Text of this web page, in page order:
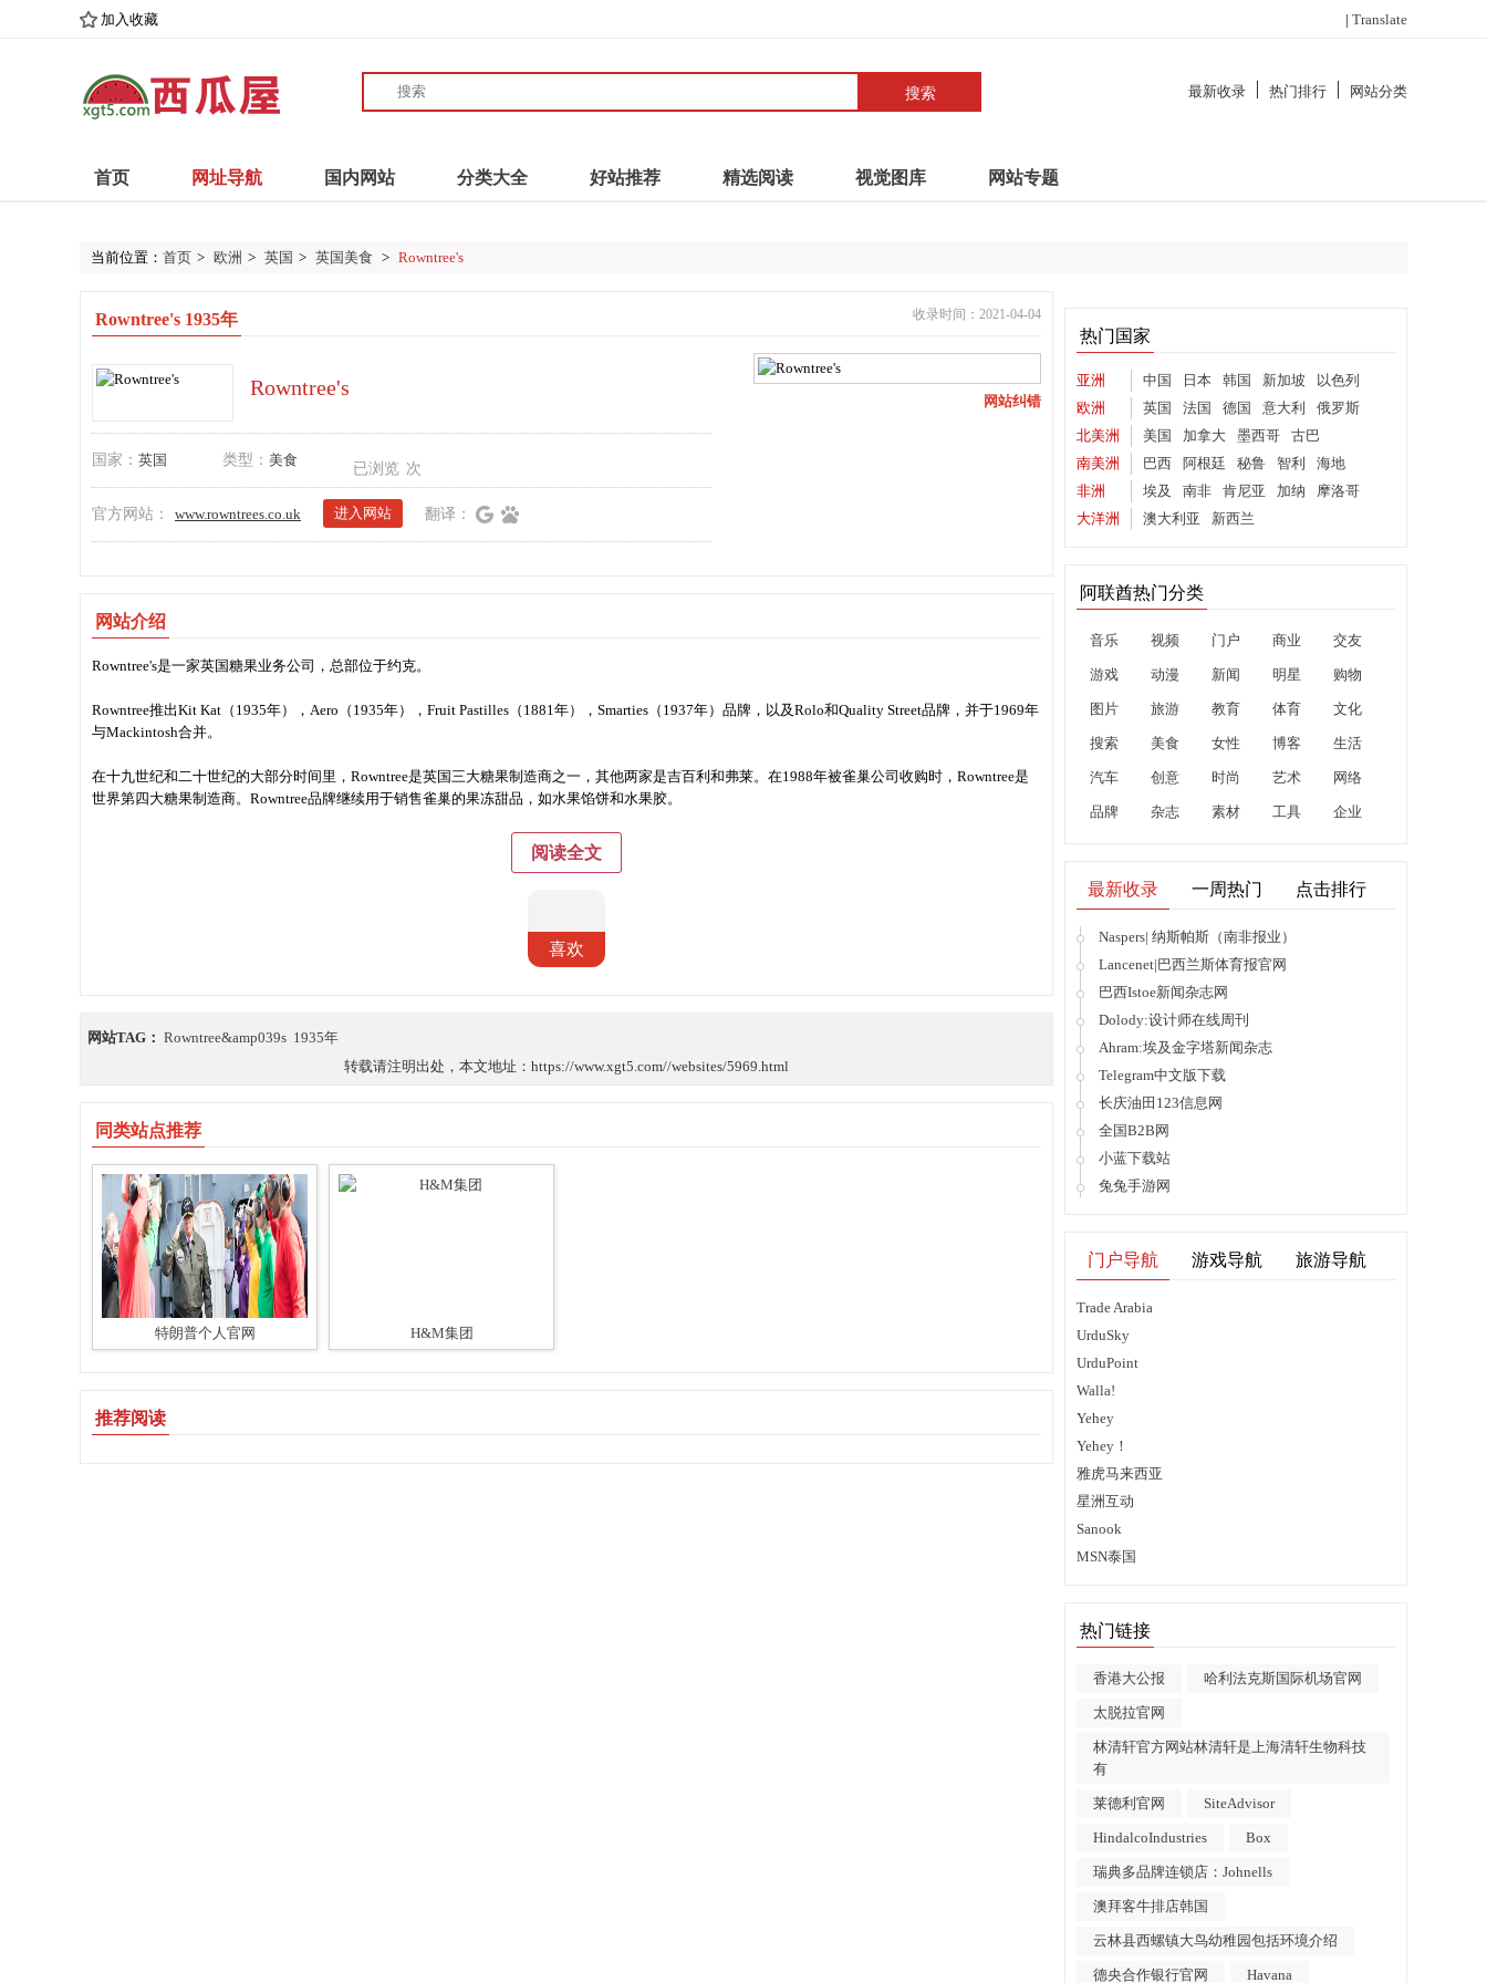
加入收藏 | Translate
搜索 最新收录 热门排行 网站分类
首页 网址导航 国内网站 分类大全 好站推荐 精选阅读 视觉图库 网站专题
当前位置： 首页 > 欧洲 > 英国 > 英国美食 > Rowntree's
Rowntree's 1935年 收录时间：2021-04-04
Rowntree's
国家： 英国 类型： 美食
已浏览 次
官方网站： www.rowntrees.co.uk 进入网站 翻译：
网站纠错
网站介绍
Rowntree's是一家英国糖果业务公司，总部位于约克。
Rowntree推出Kit Kat（1935年），Aero（1935年），Fruit Pastilles（1881年），Smarties（1937年）品牌，以及Rolo和Quality Street品牌，并于1969年
与Mackintosh合并。
在十九世纪和二十世纪的大部分时间里，Rowntree是英国三大糖果制造商之一，其他两家是吉百利和弗莱。在1988年被雀巢公司收购时，Rowntree是
世界第四大糖果制造商。Rowntree品牌继续用于销售雀巢的果冻甜品，如水果馅饼和水果胶。
阅读全文
喜欢
网站TAG： Rowntree&amp039s 1935年
转载请注明出处，本文地址：https://www.xgt5.com//websites/5969.html
同类站点推荐
特朗普个人官网 H&M集团
推荐阅读
热门国家
亚洲 中国 日本 韩国 新加坡
以色列
欧洲
英国 法国 德国 意大利
俄罗斯
北美洲
美国 加拿大 墨西哥
古巴
南美洲
巴西 阿根廷 秘鲁 智利
海地
非洲
埃及 南非 肯尼亚 加纳
摩洛哥
大洋洲
澳大利亚 新西兰
阿联酋热门分类
音乐 视频 门户 商业 交友
游戏 动漫 新闻 明星 购物
图片 旅游 教育 体育 文化
搜索 美食 女性 博客 生活
汽车 创意 时尚 艺术 网络
品牌 杂志 素材 工具 企业
最新收录 一周热门 点击排行
Naspers| 纳斯帕斯（南非报业）
Lancenet|巴西兰斯体育报官网
巴西Istoe新闻杂志网
Dolody:设计师在线周刊
Ahram:埃及金字塔新闻杂志
Telegram中文版下载
长庆油田123信息网
全国B2B网
小蓝下载站
兔兔手游网
门户导航 游戏导航 旅游导航
Trade Arabia
UrduSky
UrduPoint
Walla!
Yehey
Yehey！
雅虎马来西亚
星洲互动
Sanook
MSN泰国
热门链接
香港大公报 哈利法克斯国际机场官网
太脱拉官网
林清轩官方网站林清轩是上海清轩生物科技
有
莱德利官网 SiteAdvisor
HindalcoIndustries Box
瑞典多品牌连锁店：Johnells
澳拜客牛排店韩国
云林县西螺镇大鸟幼稚园包括环境介绍
德央合作银行官网 Havana